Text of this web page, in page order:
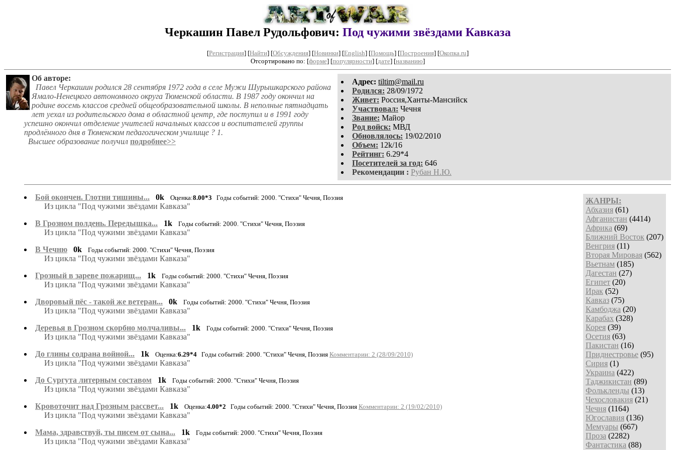
Черкашин Павел Рудольфович: Под чужими звёздами Кавказа
[Регистрация] [Найти] [Обсуждения] [Новинки] [English] [Помощь] [Построения] [Окопка.ru]
Отсортировано по: [форме] [популярности] [дате] [названию]
Aдpeс: tiltim@mail.ru
Родился: 28/09/1972
Живет: Россия,Ханты-Мансийск
Участвовал: Чечня
Звание: Майор
Род войск: МВД
Обновлялось: 19/02/2010
Объем: 12k/16
Рейтинг: 6.29*4
Посетителей за год: 646
Рекомендации : Рубан Н.Ю.
Об авторе:
Павел Черкашин родился 28 сентября 1972 года в селе Мужи Шурышкарского района
Ямало-Ненецкого автономного округа Тюменской области. В 1987 году окончил на
родине восемь классов средней общеобразовательной школы. В неполные пятнадцать
лет уехал из родительского дома в областной центр, где поступил и в 1991 году
успешно окончил отделение учителей начальных классов и воспитателей группы
продлённого дня в Тюменском педагогическом училище ? 1.
Высшее образование получил подробнее>>
ЖАНРЫ:
Абхазия (61)
Афганистан (4414)
Африка (69)
Ближний Восток (207)
Венгрия (11)
Вторая Мировая (562)
Вьетнам (185)
Дагестан (27)
Египет (20)
Ирак (52)
Кавказ (75)
Камбоджа (20)
Карабах (328)
Корея (39)
Осетия (63)
Пакистан (16)
Приднестровье (95)
Сирия (1)
Украина (422)
Таджикистан (89)
Фолькленды (13)
Чехословакия (21)
Чечня (1164)
Югославия (136)
Мемуары (667)
Проза (2282)
Фантастика (88)
Бой окончен. Глотни тишины... 0k Оценка:8.00*3 Годы событий: 2000. "Стихи" Чечня, Поэзия
Из цикла "Под чужими звёздами Кавказа"
В Грозном полдень. Передышка...
1k Годы событий: 2000. "Стихи" Чечня, Поэзия
Из цикла "Под чужими звёздами Кавказа"
В Чечню
0k Годы событий: 2000. "Стихи" Чечня, Поэзия
Из цикла "Под чужими звёздами Кавказа"
Грозный в зареве пожарищ...
1k Годы событий: 2000. "Стихи" Чечня, Поэзия
Из цикла "Под чужими звёздами Кавказа"
Дворовый пёс - такой же ветеран...
0k Годы событий: 2000. "Стихи" Чечня, Поэзия
Из цикла "Под чужими звёздами Кавказа"
Деревья в Грозном скорбно молчаливы...
1k Годы событий: 2000. "Стихи" Чечня, Поэзия
Из цикла "Под чужими звёздами Кавказа"
До глины содрана войной...
1k Оценка:6.29*4 Годы событий: 2000. "Стихи" Чечня, Поэзия Комментарии: 2 (28/09/2010)
Из цикла "Под чужими звёздами Кавказа"
До Сургута литерным составом
1k Годы событий: 2000. "Стихи" Чечня, Поэзия
Из цикла "Под чужими звёздами Кавказа"
Кровоточит над Грозным рассвет...
1k Оценка:4.00*2 Годы событий: 2000. "Стихи" Чечня, Поэзия Комментарии: 2 (19/02/2010)
Из цикла "Под чужими звёздами Кавказа"
Мама, здравствуй, ты писем от сына...
1k Годы событий: 2000. "Стихи" Чечня, Поэзия
Из цикла "Под чужими звёздами Кавказа"